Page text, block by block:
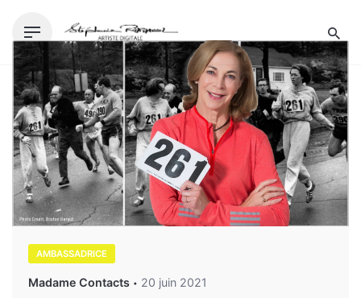
content
AMBASSADRICE
Madame Contacts 20 juin 2021